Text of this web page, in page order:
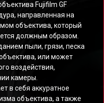
Fujifilm GF
направленная на
объектива, который
должным образом.
пыли, грязи, песка
или может
воздействия,
камеры.
в себя аккуратное
объектива, а также